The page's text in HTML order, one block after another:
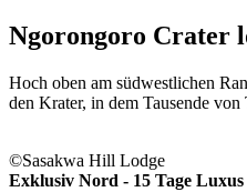
Ngorongoro Crater
Hoch oben am südwestlichen
den Krater, in dem Tausende von
©Sasakwa Hill Lodge
Exklusiv Nord - 15 Tage